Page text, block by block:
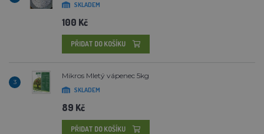
SKLADEM
100 Kč
PŘIDAT DO KOŠÍKU
3
Mikros Mletý vápenec 5kg
SKLADEM
89 Kč
PŘIDAT DO KOŠÍKU